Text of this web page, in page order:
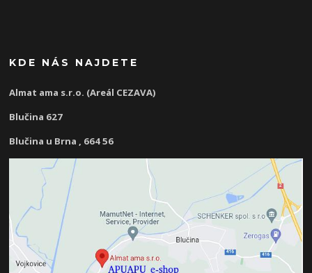
KDE NÁS NAJDETE
Almat ama s.r.o. (Areál CEZAVA)
Blučina 627
Blučina u Brna , 664 56